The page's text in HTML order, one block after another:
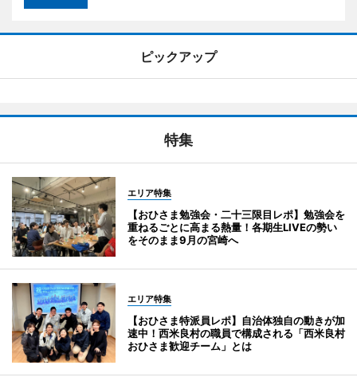
ピックアップ
特集
エリア特集
【おひさま勉強会・二十三限目レポ】勉強会を
重ねるごとに高まる熱量！各期生LIVEの勢い
をそのまま9月の宮崎へ
エリア特集
【おひさま特派員レポ】自治体独自の動きが加
速中！西米良村の職員で構成される「西米良村
おひさま歓迎チーム」とは